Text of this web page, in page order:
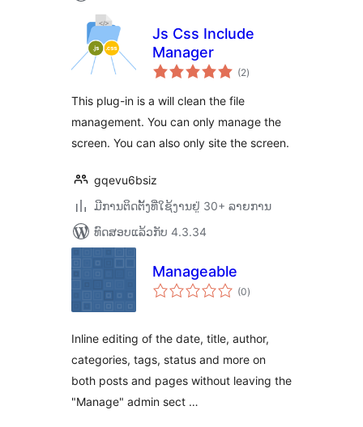
Js Css Include
Manager
(2ຄະແນນ
ທັງໝົດ
)
This plug-in is a will clean the file
management. You can only manage the
screen. You can also only site the screen.
gqevu6bsiz
ມີການຕິດຕັ້ງທີ່ໃຊ້ງານຢູ່ 30+ ລາຍການ
ທົດສອບແລ້ວກັບ 4.3.34
Manageable
(0ຄະແນນ
ທັງໝົດ
)
Inline editing of the date, title, author,
categories, tags, status and more on
both posts and pages without leaving the
"Manage" admin sect …